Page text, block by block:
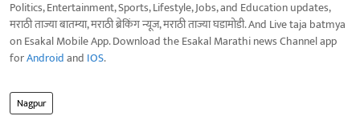
Politics, Entertainment, Sports, Lifestyle, Jobs, and Education updates,
मराठी ताज्या बातम्या, मराठी ब्रेकिंग न्यूज, मराठी ताज्या घडामोडी. And Live taja batmya
on Esakal Mobile App. Download the Esakal Marathi news Channel app
forAndroidand IOS.
Nagpur